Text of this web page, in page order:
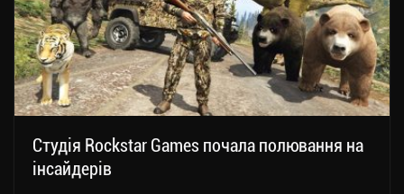
Студія Rockstar Games почала полювання на
інсайдерів